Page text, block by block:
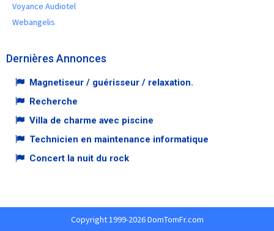
Voyance Audiotel
Webangelis
Dernières Annonces
Magnetiseur / guérisseur / relaxation.
Recherche
Villa de charme avec piscine
Technicien en maintenance informatique
Concert la nuit du rock
Copyright 1999-2026 DomTomFr.com